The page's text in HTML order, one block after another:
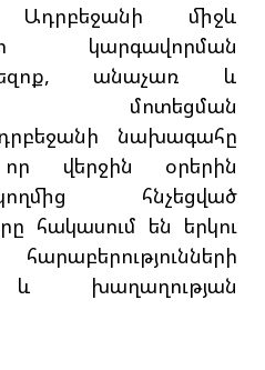
միջև
կարգավորման
անաչառ և
մոտեցման
նախագահը
վերջին օրերին
հնչեցված
հակասում են երկու
և խաղաղության